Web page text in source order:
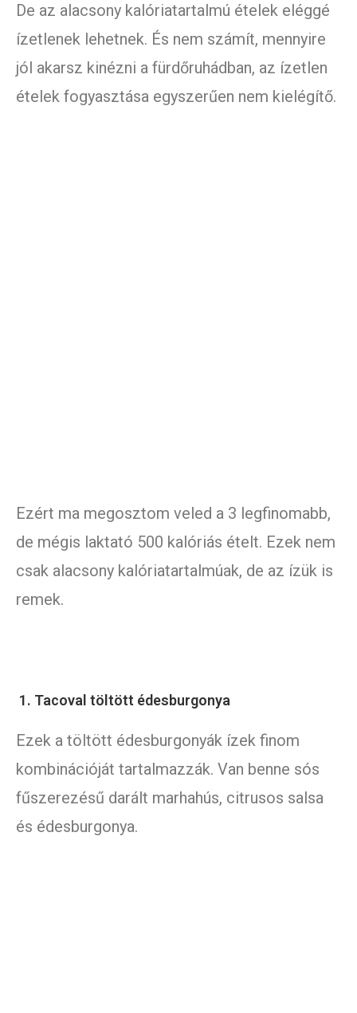
De az alacsony kalóriatartalmú ételek eléggé
ízetlenek lehetnek. És nem számít, mennyire
jól akarsz kinézni a fürdőruhádban, az ízetlen
ételek fogyasztása egyszerűen nem kielégítő.
Ezért ma megosztom veled a 3 legfinomabb,
de mégis laktató 500 kalóriás ételt. Ezek nem
csak alacsony kalóriatartalmúak, de az ízük is
remek.
1. Tacoval töltött édesburgonya
Ezek a töltött édesburgonyák ízek finom
kombinációját tartalmazzák. Van benne sós
fűszerezésű darált marhahús, citrusos salsa
és édesburgonya.